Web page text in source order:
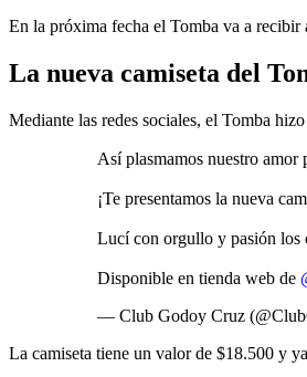
En la próxima fecha el Tomba va a recibir
La nueva camiseta del
Mediante las redes sociales, el Tomba
Así plasmamos nuestro
¡Te presentamos la nueva
Lucí con orgullo y pasión los
Disponible en tienda web de
— Club Godoy Cruz
La camiseta tiene un valor de $18.500 y